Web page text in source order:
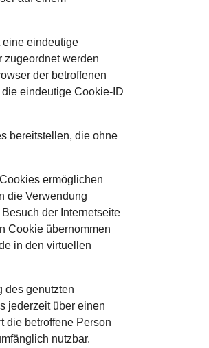
eine eindeutige
zugeordnet werden
der betroffenen
eindeutige Cookie-ID
bereitstellen, die ohne
ermöglichen
die Verwendung
der Internetseite
Cookie übernommen
in den virtuellen
des genutzten
jederzeit über einen
die betroffene Person
nutzbar.